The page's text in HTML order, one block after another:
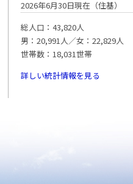
2026年6月30日現在（住基）
総人口：43,820人
男：20,991人／女：22,829人
世帯数：18,031世帯
詳しい統計情報を見る